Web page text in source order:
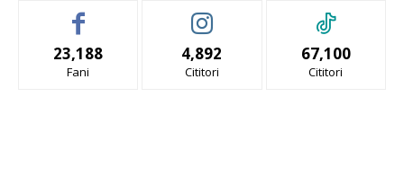
23,188
Fani
4,892
Cititori
67,100
Cititori